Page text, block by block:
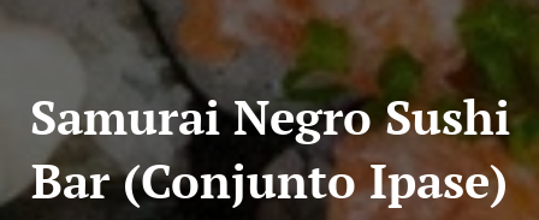
Samurai Negro Sushi
Bar (Conjunto Ipase)